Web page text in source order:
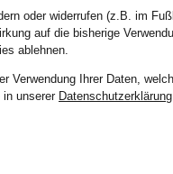
oder widerrufen (z.B. im
auf die bisherige
ablehnen.
Verwendung Ihrer Daten,
in unserer Datenschutzerklärung